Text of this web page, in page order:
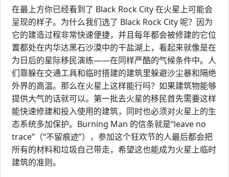
在最上方你已经看到了 Black Rock City 在火星上可能会
呈现的样子。为什么我们选了 Black Rock City 呢？因为
它的建造过程非常快速便捷，并且每年都会被修建的它位
置都处在内华达黑石沙漠中的干盐湖上，看起来就像是在
为日后的星际移民演练——在同样严酷的气候条件中。人
们靠躲在交通工具和临时搭建的建筑里躲避沙尘暴和隔绝
外界的高温。那么在火星上这样能行吗？如果建筑物能够
提供大气的话就可以。第一批去火星的移民首先需要这样
能快速修建和投入使用的建筑，同时也必须对火星上的生
态系统多加保护。Burning Man 的信条就是“leave no
trace”（“不留痕迹”），参加这个狂欢节的人最后都会把
所有的材料和垃圾自己带走，希望这也能成为火星上临时
建筑的准则。